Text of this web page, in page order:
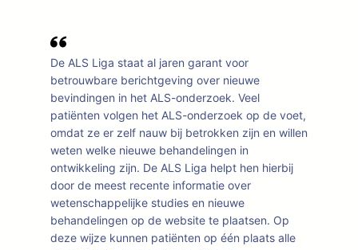
De ALS Liga staat al jaren garant voor
betrouwbare berichtgeving over nieuwe
bevindingen in het ALS-onderzoek. Veel
patiënten volgen het ALS-onderzoek op de voet,
omdat ze er zelf nauw bij betrokken zijn en willen
weten welke nieuwe behandelingen in
ontwikkeling zijn. De ALS Liga helpt hen hierbij
door de meest recente informatie over
wetenschappelijke studies en nieuwe
behandelingen op de website te plaatsen. Op
deze wijze kunnen patiënten op één plaats alle